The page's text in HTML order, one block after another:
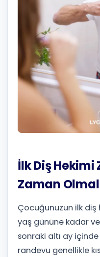
İlk Diş Hekimi
Zaman
Çocuğunuzun ilk
yaş gününe kadar
sonraki altı ay
randevu genellikle